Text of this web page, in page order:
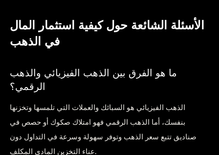
الأسئلة الشائعة حول كيفية استثمار المال
في الذهب
ما هو الفرق بين الذهب الفيزيائي والذهب
الرقمي؟
الذهب الفيزيائي هو السبائك والعملات التي تلمسها وتخزنها
بنفسك، أما الذهب الرقمي فهو امتلاك صكوك أو حصص في
صناديق تتبع سعر الذهب وتوفر سهولة وسرعة في التداول دون
عناء التخزين المادي المكلف.